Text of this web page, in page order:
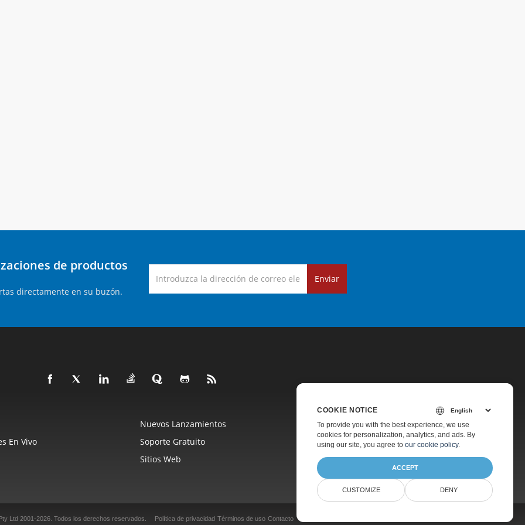
de productos
directamente en su buzón.
Enviar
Nuevos Lanzamientos
Precios
En Vivo
Soporte Gratuito
Soporte De Pago
Sitios Web
Acerca De
Ltd 2001-2026. Todos los derechos reservados. Política de privacidad Términos de uso Contacto
COOKIE NOTICE
To provide you with the best experience, we use
cookies for personalization, analytics, and ads. By
using our site, you agree to our cookie policy.
ACCEPT
CUSTOMIZE DENY